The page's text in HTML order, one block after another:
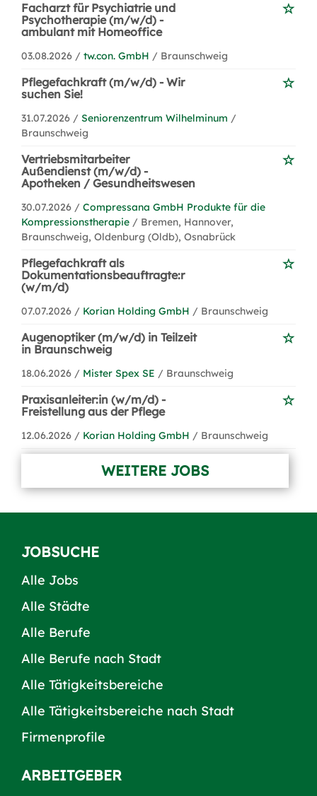
Facharzt für Psychiatrie und
Psychotherapie (m/w/d) -
ambulant mit Homeoffice
03.08.2026 / tw.con. GmbH / Braunschweig
Pflegefachkraft (m/w/d) - Wir
suchen Sie!
31.07.2026 / Seniorenzentrum Wilhelminum /
Braunschweig
Vertriebsmitarbeiter
Außendienst (m/w/d) -
Apotheken / Gesundheitswesen
30.07.2026 / Compressana GmbH Produkte für die
Kompressionstherapie / Bremen, Hannover,
Braunschweig, Oldenburg (Oldb), Osnabrück
Pflegefachkraft als
Dokumentationsbeauftragte:r
(w/m/d)
07.07.2026 / Korian Holding GmbH / Braunschweig
Augenoptiker (m/w/d) in Teilzeit
in Braunschweig
18.06.2026 / Mister Spex SE / Braunschweig
Praxisanleiter:in (w/m/d) -
Freistellung aus der Pflege
12.06.2026 / Korian Holding GmbH / Braunschweig
WEITERE JOBS
JOBSUCHE
Alle Jobs
Alle Städte
Alle Berufe
Alle Berufe nach Stadt
Alle Tätigkeitsbereiche
Alle Tätigkeitsbereiche nach Stadt
Firmenprofile
ARBEITGEBER